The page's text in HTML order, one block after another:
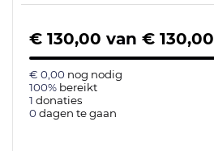
€ 130,00 van € 130,00
€ 0,00 nog nodig
100% bereikt
1 donaties
0dagen te gaan